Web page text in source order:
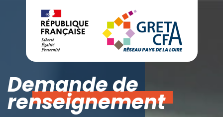
Demande de
renseignement